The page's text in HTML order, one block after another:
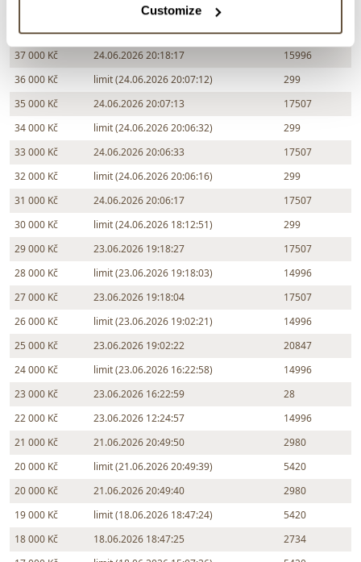
Customize
24.06.2026 20:18:37
38 000 Kč
limit (24.06.2026 20:18:16)
299
37 000 Kč
24.06.2026 20:18:17
15996
36 000 Kč
limit (24.06.2026 20:07:12)
299
35 000 Kč
24.06.2026 20:07:13
17507
34 000 Kč
limit (24.06.2026 20:06:32)
299
33 000 Kč
24.06.2026 20:06:33
17507
32 000 Kč
limit (24.06.2026 20:06:16)
299
31 000 Kč
24.06.2026 20:06:17
17507
30 000 Kč
limit (24.06.2026 18:12:51)
299
29 000 Kč
23.06.2026 19:18:27
17507
28 000 Kč
limit (23.06.2026 19:18:03)
14996
27 000 Kč
23.06.2026 19:18:04
17507
26 000 Kč
limit (23.06.2026 19:02:21)
14996
25 000 Kč
23.06.2026 19:02:22
20847
24 000 Kč
limit (23.06.2026 16:22:58)
14996
23 000 Kč
23.06.2026 16:22:59
28
22 000 Kč
23.06.2026 12:24:57
14996
21 000 Kč
21.06.2026 20:49:50
2980
20 000 Kč
limit (21.06.2026 20:49:39)
5420
20 000 Kč
21.06.2026 20:49:40
2980
19 000 Kč
limit (18.06.2026 18:47:24)
5420
18 000 Kč
18.06.2026 18:47:25
2734